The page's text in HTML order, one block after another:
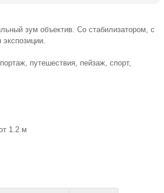
зум объектив. Со стабилизатором, с
путешествия, пейзаж, спорт,
1.2 м